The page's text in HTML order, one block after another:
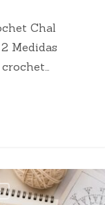
Chal
Medidas